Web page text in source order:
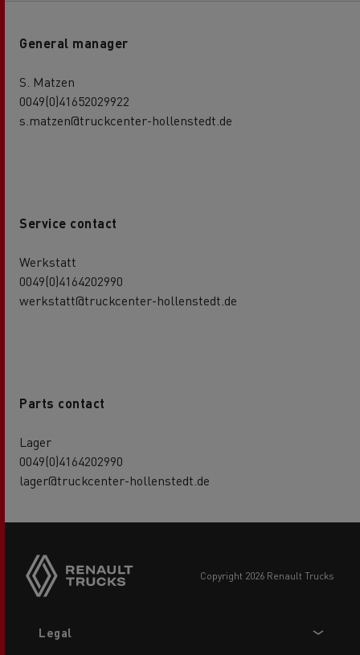
General manager
S. Matzen
0049(0)41652029922
s.matzen@truckcenter-hollenstedt.de
Service contact
Werkstatt
0049(0)4164202990
werkstatt@truckcenter-hollenstedt.de
Parts contact
Lager
0049(0)4164202990
lager@truckcenter-hollenstedt.de
copyright 2026 Renault Trucks
menu
Legal